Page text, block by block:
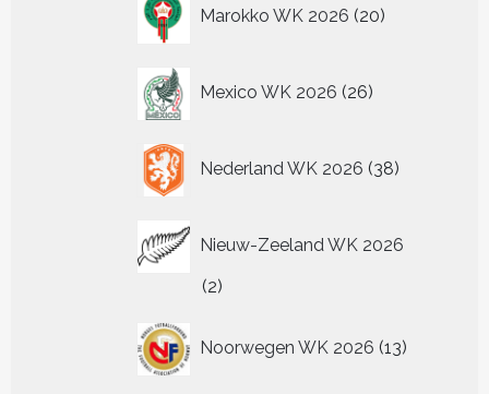
Marokko WK 2026 20
producten
Mexico WK 2026 26
producten
Nederland WK 2026 38
producten
Nieuw-Zeeland WK 2026
22
Noorwegen WK 2026 13
producten